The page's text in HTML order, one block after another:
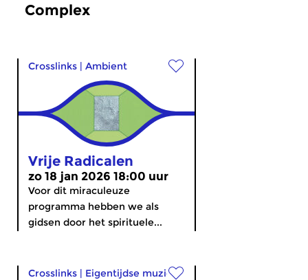
Complex
Crosslinks | Ambient
Vrije Radicalen
zo 18 jan 2026 18:00 uur
Voor dit miraculeuze
programma hebben we als
gidsen door het spirituele...
Crosslinks | Eigentijdse muziek